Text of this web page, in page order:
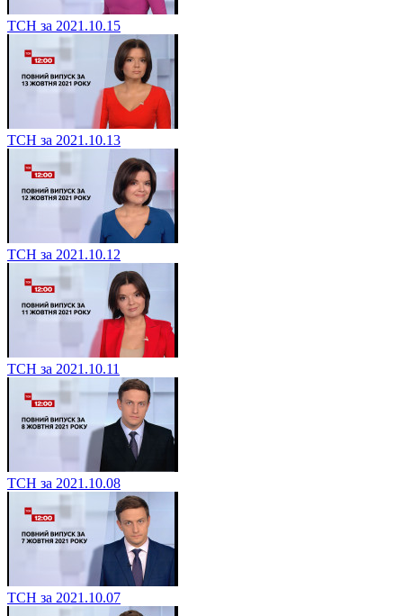
ТСН за 2021.10.15
ТСН за 2021.10.13
ТСН за 2021.10.12
ТСН за 2021.10.11
ТСН за 2021.10.08
ТСН за 2021.10.07